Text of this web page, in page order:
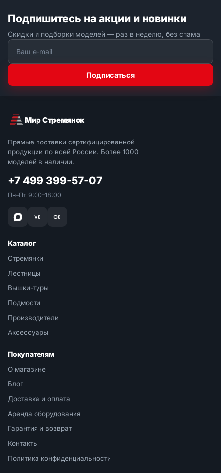
Подпишитесь на акции и новинки
Скидки и подборки моделей — раз в неделю, без спама
Подписаться
Мир Стремянок
Прямые поставки сертифицированной
продукции по всей России. Более 1000
моделей в наличии.
+7 499 399-57-07
Пн–Пт 9:00–18:00
Каталог
Стремянки
Лестницы
Вышки-туры
Подмости
Производители
Аксессуары
Покупателям
О магазине
Блог
Доставка и оплата
Аренда оборудования
Гарантия и возврат
Контакты
Политика конфиденциальности